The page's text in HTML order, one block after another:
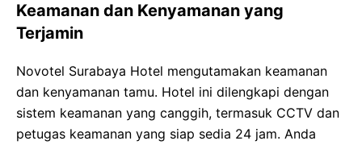
Keamanan dan Kenyamanan yang
Terjamin
Novotel Surabaya Hotel mengutamakan keamanan
dan kenyamanan tamu. Hotel ini dilengkapi dengan
sistem keamanan yang canggih, termasuk CCTV dan
petugas keamanan yang siap sedia 24 jam. Anda